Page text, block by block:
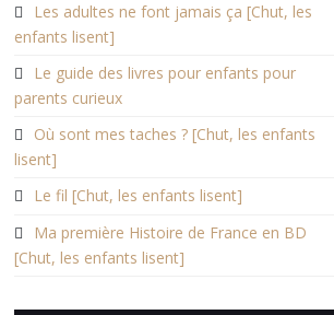
Les adultes ne font jamais ça [Chut, les
enfants lisent]
Le guide des livres pour enfants pour
parents curieux
Où sont mes taches ? [Chut, les enfants
lisent]
Le fil [Chut, les enfants lisent]
Ma première Histoire de France en BD
[Chut, les enfants lisent]